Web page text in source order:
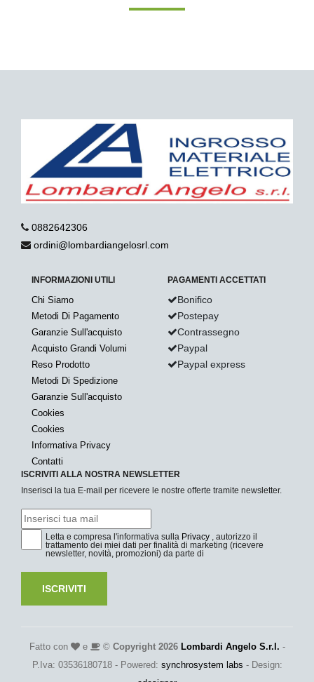
0882642306
ordini@lombardiangelosrl.com
INFORMAZIONI UTILI
Chi Siamo
Metodi Di Pagamento
Garanzie Sull'acquisto
Acquisto Grandi Volumi
Reso Prodotto
Metodi Di Spedizione
Garanzie Sull'acquisto
Cookies
Cookies
Informativa Privacy
Contatti
PAGAMENTI ACCETTATI
Bonifico
Postepay
Contrassegno
Paypal
Paypal express
ISCRIVITI ALLA NOSTRA NEWSLETTER
Inserisci la tua E-mail per ricevere le nostre offerte tramite newsletter.
Letta e compresa l'informativa sulla Privacy , autorizzo il
trattamento dei miei dati per finalità di marketing (ricevere
newsletter, novità, promozioni) da parte di
ISCRIVITI
Fatto con e © Copyright 2026 Lombardi Angelo S.r.l. -
P.Iva: 03536180718 - Powered: synchrosystem labs - Design: